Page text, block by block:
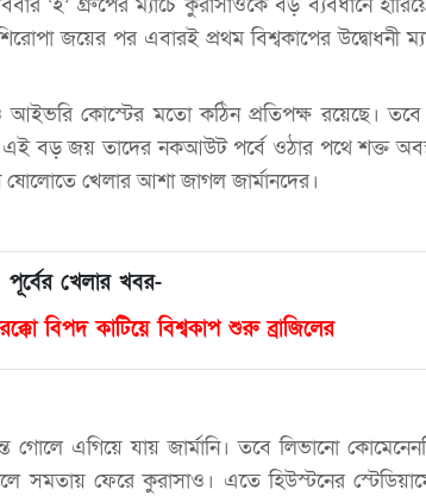
জয়ের পর এবারই প্রথম বিশ্বকাপের উদ্বোধনী
কোস্টের মতো কঠিন প্রতিপক্ষ রয়েছে। তবে
এই বড় জয় তাদের নকআউট পর্বে ওঠার পথে শক্ত
খেলার আশা জাগল জার্মানদের।
পূর্বের খেলার খবর-
বিপদ কাটিয়ে বিশ্বকাপ শুরু ব্রাজিলের
গোলে এগিয়ে যায় জার্মানি। তবে লিভানো
সমতায় ফেরে কুরাসাও। এতে হিউস্টনের